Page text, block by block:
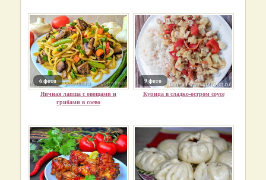
6 фото
Яичная лапша с овощами и
грибами в соево
9 фото
Курица в сладко-остром соусе